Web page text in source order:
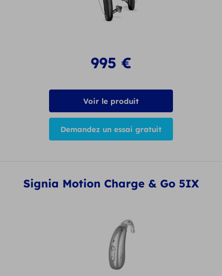
995 €
Voir le produit
Demandez un essai gratuit
Signia Motion Charge & Go 5IX